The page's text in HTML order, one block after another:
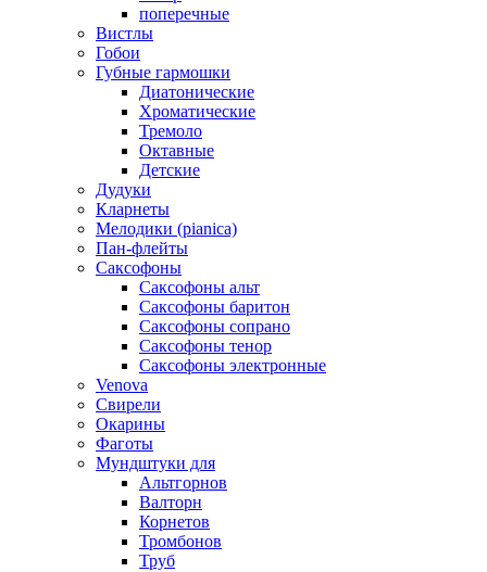
поперечные
Вистлы
Гобои
Губные гармошки
Диатонические
Хроматические
Тремоло
Октавные
Детские
Дудуки
Кларнеты
Мелодики (pianica)
Пан-флейты
Саксофоны
Саксофоны альт
Саксофоны баритон
Саксофоны сопрано
Саксофоны тенор
Саксофоны электронные
Venova
Свирели
Окарины
Фаготы
Мундштуки для
Альтгорнов
Валторн
Корнетов
Тромбонов
Труб